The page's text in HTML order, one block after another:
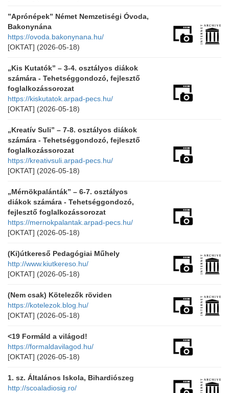
”Aprónépek” Német Nemzetiségi Óvoda,
Bakonynána
https://ovoda.bakonynana.hu/
[OKTAT] (2026-05-18)
„Kis Kutatók” – 3-4. osztályos diákok
számára - Tehetséggondozó, fejlesztő
foglalkozássorozat
https://kiskutatok.arpad-pecs.hu/
[OKTAT] (2026-05-18)
„Kreatív Suli” – 7-8. osztályos diákok
számára - Tehetséggondozó, fejlesztő
foglalkozássorozat
https://kreativsuli.arpad-pecs.hu/
[OKTAT] (2026-05-18)
„Mérnökpalánták” – 6-7. osztályos
diákok számára - Tehetséggondozó,
fejlesztő foglalkozássorozat
https://mernokpalantak.arpad-pecs.hu/
[OKTAT] (2026-05-18)
(Ki)útkereső Pedagógiai Műhely
http://www.kiutkereso.hu/
[OKTAT] (2026-05-18)
(Nem csak) Kötelezők röviden
https://kotelezok.blog.hu/
[OKTAT] (2026-05-18)
<19 Formáld a világod!
https://formaldavilagod.hu/
[OKTAT] (2026-05-18)
1. sz. Általános Iskola, Bihardiószeg
http://scoaladiosig.ro/